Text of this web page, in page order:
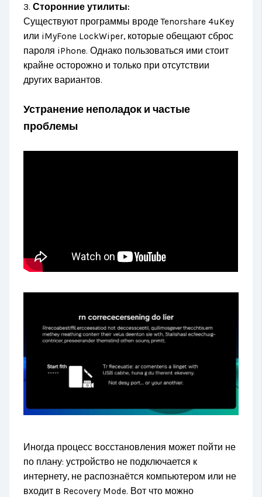
3.Сторонние утилиты:
Существуют программы вроде Tenorshare 4uKey
или iMyFone LockWiper, которые обещают сброс
пароля iPhone. Однако пользоваться ими стоит
крайне осторожно и только при отсутствии
других вариантов.
Устранение неполадок и частые
проблемы
Иногда процесс восстановления может пойти не
по плану: устройство не подключается к
интернету, не распознаётся компьютером или не
входит в Recovery Mode. Вот что можно